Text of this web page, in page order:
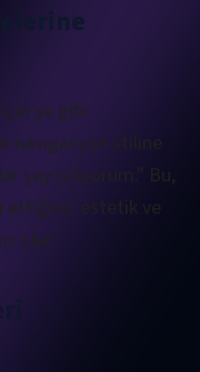
şu gibi
navigasyon stiline
şey istiyorum." Bu,
estetik ve
olur.